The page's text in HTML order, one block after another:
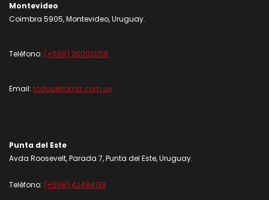
Montevideo
Coimbra 5905, Montevideo, Uruguay.
Teléfono: (+598) 26002056
Email: todos@roma.com.uy
Punta del Este
Avda Roosevelt, Parada 7, Punta del Este, Uruguay.
Teléfono: (+598) 42484139